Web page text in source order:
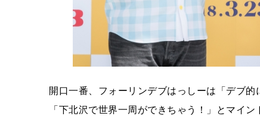
開口一番、フォーリンデブはっしーは「デブ
「下北沢で世界一周ができちゃう！」とマイ